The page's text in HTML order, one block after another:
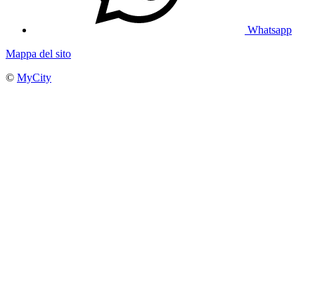
Whatsapp
Mappa del sito
© MyCity